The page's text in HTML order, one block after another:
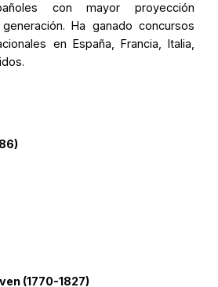
con mayor proyección
Ha ganado concursos
en España, Francia, Italia,
(1770-1827)